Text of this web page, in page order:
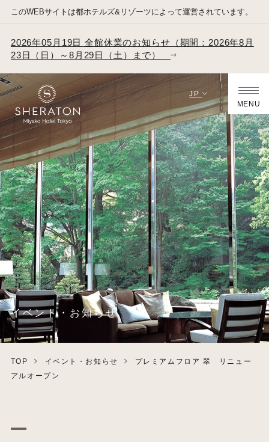
JP
MENU
イベント・お知らせ
このWEBサイトは都ホテルズ&リゾーツによって運営されています。
2026年05月19日 全館休業のお知らせ（期間：2026年8月
23日（日）～8月29日（土）まで）
TOP イベント・お知らせ
プレミアムフロア 翠 リニュー
アルオープン